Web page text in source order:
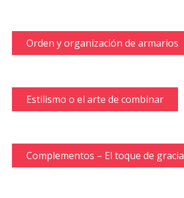
Orden y organización de armarios
Estilismo o el arte de combinar
Complementos – El toque de gracia